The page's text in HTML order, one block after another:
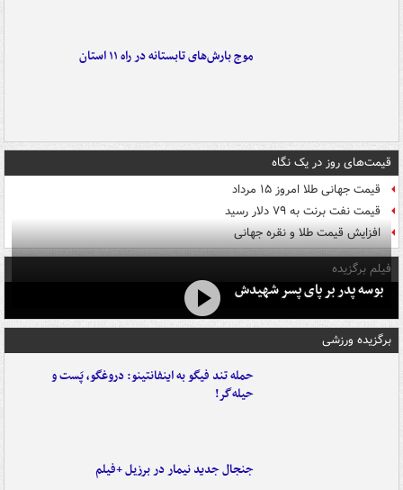
موج بارش‌های تابستانه در راه ۱۱ استان
قیمت‌های روز در یک نگاه
قیمت جهانی طلا امروز ۱۵ مرداد
قیمت نفت برنت به ۷۹ دلار رسید
افزایش قیمت طلا و نقره جهانی
فیلم برگزیده
بوسه‌ پدر بر پای پسر شهیدش
برگزیده ورزشی
حمله تند فیگو به اینفانتینو: دروغگو، پَست‌ و
حیله‌گر!
جنجال جدید نیمار در برزیل +فیلم